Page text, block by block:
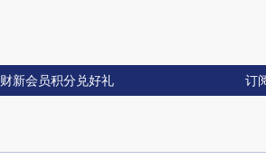
财新会员积分兑好礼 订